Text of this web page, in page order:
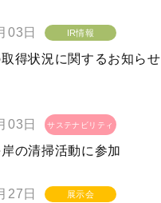
03日 IR情報
得状況に関するお知ら
03日 サステナビリティ
の清掃活動に参加
27日 展示会